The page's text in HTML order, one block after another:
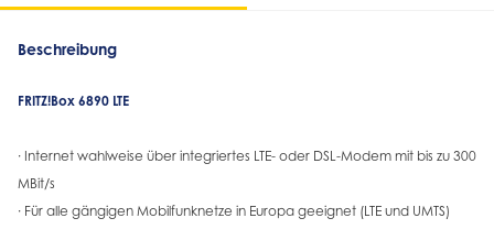
Beschreibung
FRITZ!Box 6890 LTE
· Internet wahlweise über integriertes LTE- oder DSL-Modem mit bis zu 300
MBit/s
· Für alle gängigen Mobilfunknetze in Europa geeignet (LTE und UMTS)